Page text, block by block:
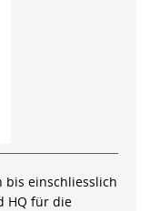
bis einschliesslich
HQ für die